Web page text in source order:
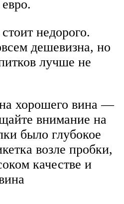
недорого.
дешевизна, но
лучше не
хорошего вина —
внимание на
было глубокое
возле пробки,
качестве и